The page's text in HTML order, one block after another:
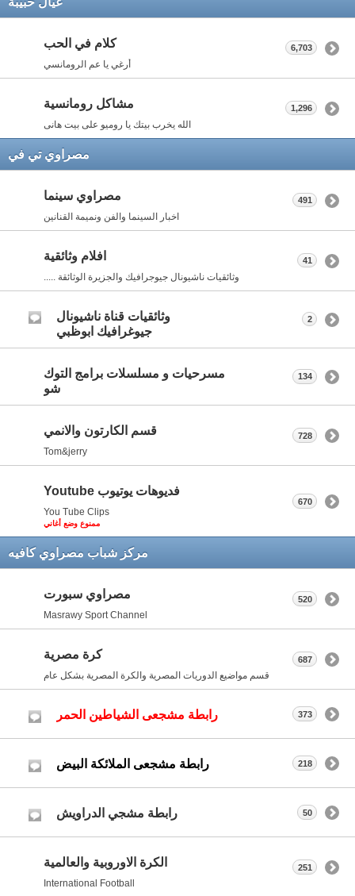
كلام في الحب
أرغي يا عم الرومانسي
6,703
مشاكل رومانسية
الله يخرب بيتك يا روميو على بيت هانى
1,296
مصراوي تي في
مصراوي سينما
اخبار السينما والفن ونميمة القنانين
491
افلام وثائقية
وثائقيات ناشيونال جيوجرافيك والجزيرة الوثائقة .....
41
وثائقيات قناة ناشيونال
جيوغرافيك ابوظبي
2
مسرحيات و مسلسلات برامج التوك
شو
134
قسم الكارتون والانمي
Tom&jerry
728
فديوهات يوتيوب Youtube
You Tube Clips
ممنوع وضع أغاني
670
مركز شباب مصراوي كافيه
مصراوي سبورت
Masrawy Sport Channel
520
كرة مصرية
قسم مواضيع الدوريات المصرية والكرة المصرية بشكل عام
687
رابطة مشجعى الشياطين الحمر 373
رابطة مشجعى الملائكة البيض 218
رابطة مشجي الدراويش 50
الكرة الاوروبية والعالمية
International Football
251